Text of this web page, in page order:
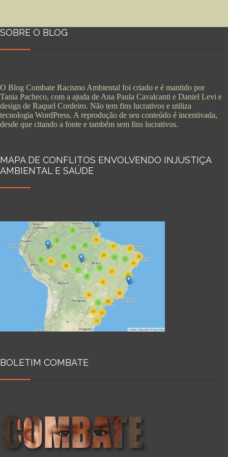
SOBRE O BLOG
O Blog Combate Racismo Ambiental foi criado e é mantido por
Tania Pacheco, com a ajuda de Ana Paula Cavalcanti e Daniel Levi e
design de Raquel Cordeiro. Não tem fins lucrativos e utiliza
tecnologia WordPress. A reprodução de seu conteúdo é incentivada,
desde que citando a fonte e também sem fins lucrativos.
MAPA DE CONFLITOS ENVOLVENDO INJUSTIÇA
AMBIENTAL E SAÚDE
BOLETIM COMBATE